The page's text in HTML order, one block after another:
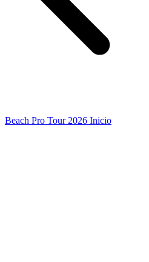
Beach Pro Tour 2026 Inicio